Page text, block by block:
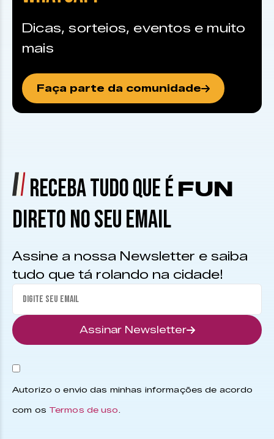
Dicas, sorteios, eventos e muito
mais
Faça parte da comunidade
RECEBA TUDO QUE É FUN
DIRETO NO SEU EMAIL
Assine a nossa Newsletter e saiba
tudo que tá rolando na cidade!
Assinar Newsletter
Autorizo o envio das minhas informações de acordo
com os Termos de uso.